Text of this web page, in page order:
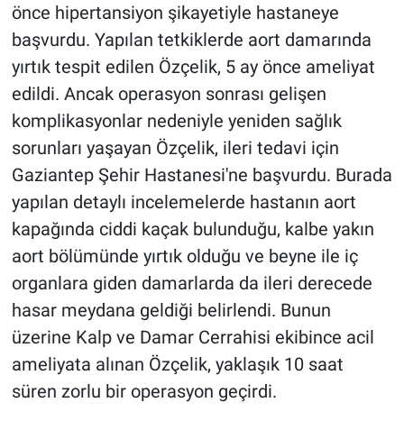
önce hipertansiyon şikayetiyle hastaneye
başvurdu. Yapılan tetkiklerde aort damarında
yırtık tespit edilen Özçelik, 5 ay önce ameliyat
edildi. Ancak operasyon sonrası gelişen
komplikasyonlar nedeniyle yeniden sağlık
sorunları yaşayan Özçelik, ileri tedavi için
Gaziantep Şehir Hastanesi'ne başvurdu. Burada
yapılan detaylı incelemelerde hastanın aort
kapağında ciddi kaçak bulunduğu, kalbe yakın
aort bölümünde yırtık olduğu ve beyne ile iç
organlara giden damarlarda da ileri derecede
hasar meydana geldiği belirlendi. Bunun
üzerine Kalp ve Damar Cerrahisi ekibince acil
ameliyata alınan Özçelik, yaklaşık 10 saat
süren zorlu bir operasyon geçirdi.